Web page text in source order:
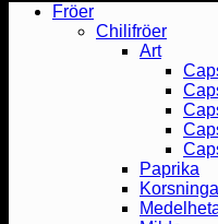
Fröer
Chilifröer
Art
Paprika